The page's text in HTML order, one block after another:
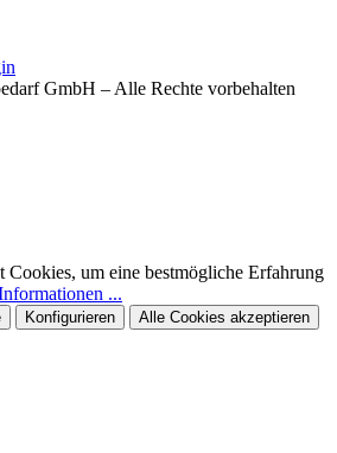
GmbH – Alle Rechte vorbehalten
Cookies, um eine bestmögliche Erfahrung
...
Konfigurieren Alle Cookies akzeptieren